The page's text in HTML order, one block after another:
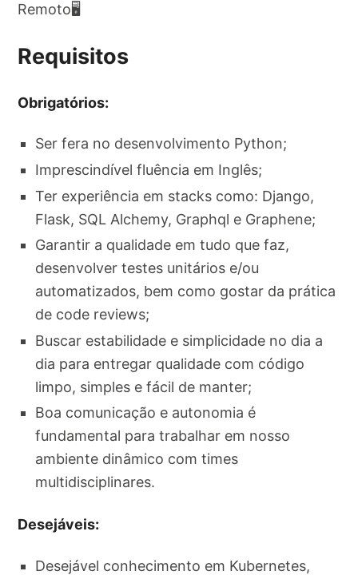
Remoto🖥
Requisitos
Obrigatórios:
Ser fera no desenvolvimento Python;
Imprescindível fluência em Inglês;
Ter experiência em stacks como: Django,
Flask, SQL Alchemy, Graphql e Graphene;
Garantir a qualidade em tudo que faz,
desenvolver testes unitários e/ou
automatizados, bem como gostar da prática
de code reviews;
Buscar estabilidade e simplicidade no dia a
dia para entregar qualidade com código
limpo, simples e fácil de manter;
Boa comunicação e autonomia é
fundamental para trabalhar em nosso
ambiente dinâmico com times
multidisciplinares.
Desejáveis:
Desejável conhecimento em Kubernetes,